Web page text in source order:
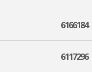
6166184
6117296